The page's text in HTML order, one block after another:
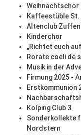
Weihnachtschor
Kaffeestüble St.
Altenclub
Kinderchor
„Richtet euch
Rorate coeli de
Musik in der
Firmung 2025 -
Erstkommunion
Kolping Club 3
Sonderkollekte
Nordstern